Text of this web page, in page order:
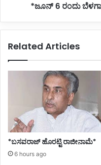
*ಜೂನ್ 6 ರಂದು
Related Articles
*ಬಸವರಾಜ್ ಹೊರಟ್ಟಿ ರಾಜೀನಾಮೆ*
6 hours ago